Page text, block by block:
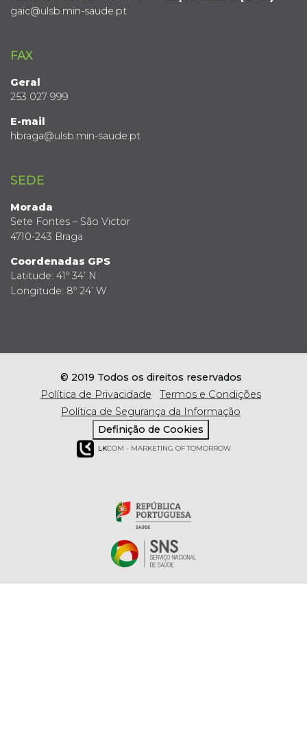
gaic@ulsb.min-saude.pt
FAX
Geral
253 027 999
E-mail
hbraga@ulsb.min-saude.pt
SEDE
Morada
Sete Fontes – São Victor
4710-243 Braga
Coordenadas GPS
Latitude: 41º 34’ N
Longitude: 8º 24’ W
© 2019 Todos os direitos reservados
Política de Privacidade
Termos e Condições
Política de Segurança da Informação
Definição de Cookies
LKCOM - MARKETING OF TOMORROW